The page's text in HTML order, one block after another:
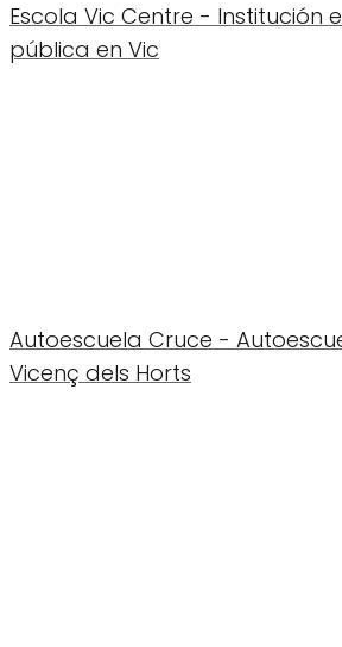
Escola Vic Centre - Institución
pública en Vic
Autoescuela Cruce -
Vicenç dels Horts